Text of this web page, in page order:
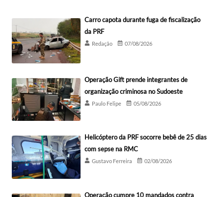
Carro capota durante fuga de fiscalização
da PRF
Redação 07/08/2026
Operação Gift prende integrantes de
organização criminosa no Sudoeste
Paulo Felipe 05/08/2026
Helicóptero da PRF socorre bebê de 25 dias
com sepse na RMC
Gustavo Ferreira 02/08/2026
Operação cumpre 10 mandados contra